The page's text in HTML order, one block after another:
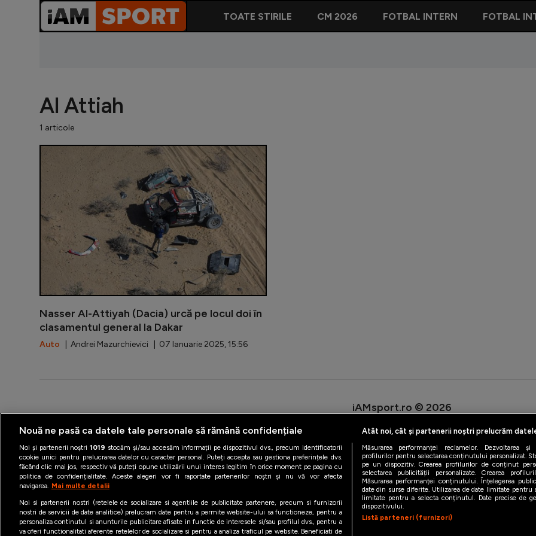
TOATE STIRILE CM 2026 FOTBAL INTERN FOTBAL
Al Attiah
1 articole
Nasser Al-Attiyah (Dacia) urcă pe locul doi în
clasamentul general la Dakar
Auto | Andrei Mazurchievici | 07 Ianuarie 2025, 15:56
iAMsport.ro © 2026
Termeni şi condiţii Politica de confidentialitate Politica de utilizare Cookies Cine suntem
Nouă ne pasă ca datele tale personale să rămână confidențiale
Noi și partenerii noștri1019 stocăm și/sau accesăm informații pe dispozitivul dvs., precum identificatorii
cookie unici pentru prelucrarea datelor cu caracter personal. Puteți accepta sau gestiona preferințele dvs.
făcând clic mai jos, respectiv vă puteți opune utilizării unui interes legitim în orice moment pe pagina cu
politica de confidențialitate. Aceste alegeri vor fi raportate partenerilor noștri și nu vă vor afecta
navigarea. Mai multe detalii
Noi si partenerii nostri (retelele de socializare si agentiile de publicitate partenere, precum si furnizorii
nostri de servicii de date analitice) prelucram date pentru a permite website-ului sa functioneze, pentru a
personaliza continutul si anunturile publicitare afisate in functie de interesele si/sau profilul dvs., pentru a
va oferi functionalitati aferente retelelor de socializare si pentru a analiza traficul pe website. Beneficiati de
Atât noi, cât și partenerii noștri prelucrăm
Măsurarea performanței reclamelor. Dezvoltarea
profilurilor pentru selectarea conținutului personalizat.
pe un dispozitiv. Crearea profilurilor de conținut
selectarea publicității personalizate. Crearea
Măsurarea performanței conținutului. Înțelegerea
date din surse diferite. Utilizarea de date limitate pentru
limitate pentru a selecta conținutul. Date precise de
dispozitivului.
Listă parteneri (furnizori)